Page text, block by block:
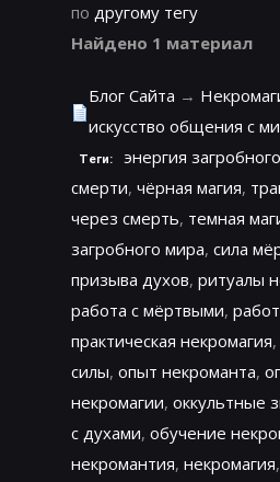
по другому тегу
Найдено 1 материал
Блог Сайта →
искусство общения с
Теги: энергия
смерти, чёрная магия,
через смерть, темная
загробного мира, сила
призыва духов, ритуалы
работа с мёртвыми,
практическая некромагия,
силы, опыт некроманта,
некромагии, оккультные
с духами, обучение
некромантия, некромагия,